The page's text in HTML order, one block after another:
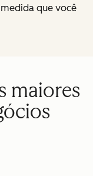
que você
maiores